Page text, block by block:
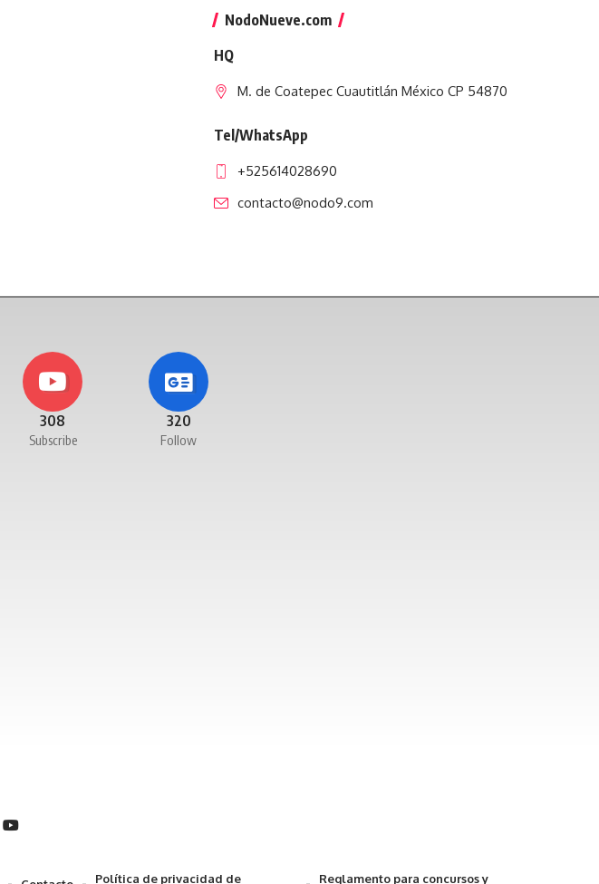
NodoNueve.com
HQ
M. de Coatepec Cuautitlán México CP 54870
Tel/WhatsApp
+525614028690
contacto@nodo9.com
308
Subscribe
320
Follow
Política de privacidad de
Reglamento para concursos y